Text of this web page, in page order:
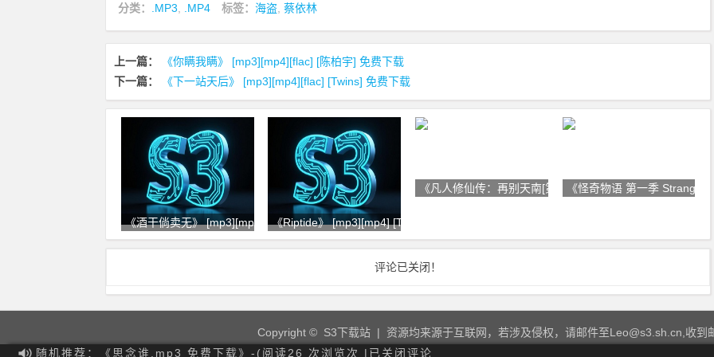
分类： .MP3 .MP4 标签： 海盗 蔡依林
上一篇：
《你瞒我瞒》 [mp3][mp4][flac] [陈柏宇] 免费下载
下一篇：
《下一站天后》 [mp3][mp4][flac] [Twins] 免费下载
《酒干倘卖无》 [mp3][mp4][flac《Riptide》 [mp3][mp4] [The
《凡人修仙传：再别天南[第47-60《怪奇物语 第一季 Stranger T
评论已关闭！
Copyright © S3下载站| 资源均来源于互联网，若涉及侵权，请邮件至Leo@s3.sh.cn,收到
随机推荐：《思念谁.mp3 免费下载》-(阅读26 次浏览次 | 已关闭评论